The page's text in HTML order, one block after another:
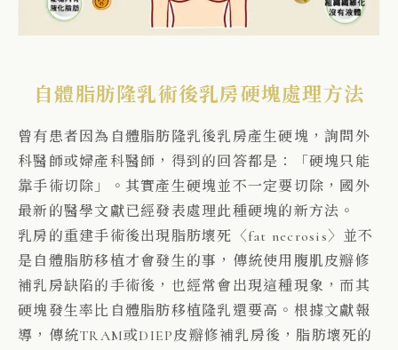
自體脂肪隆乳術後乳房硬塊處理方法
曾有患者因為自體脂肪隆乳後乳房產生硬塊，詢問外
科醫師或婦產科醫師，得到的回答都是：「硬塊只能
靠手術切除」。其實產生硬塊並不一定要切除，國外
最新的醫學文獻已經發表處理此種硬塊的新方法。
乳房的重建手術後出現脂肪壞死〈fat necrosis〉並不
是自體脂肪移植才會發生的事，傳統使用腹肌皮瓣修
補乳房缺陷的手術後，也經常會出現這種現象，而其
硬塊發生率比自體脂肪移植隆乳還要高。根據文獻報
導，傳統TRAM或DIEP皮瓣修補乳房後，脂肪壞死的